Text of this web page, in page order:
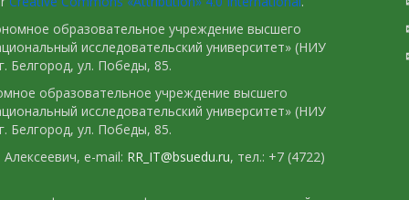
образовательное учреждение высшего
исследовательский университет» (НИУ
Белгород, ул. Победы, 85.
образовательное учреждение высшего
исследовательский университет» (НИУ
Белгород, ул. Победы, 85.
e-mail: RR_IT@bsuedu.ru, тел.: +7 (4722)